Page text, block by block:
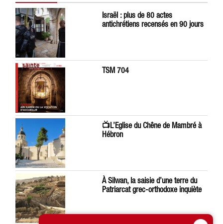
Israël : plus de 80 actes
antichrétiens recensés en 90 jours
TSM 704
📺L’Eglise du Chêne de Mambré à
Hébron
À Silwan, la saisie d’une terre du
Patriarcat grec-orthodoxe inquiète